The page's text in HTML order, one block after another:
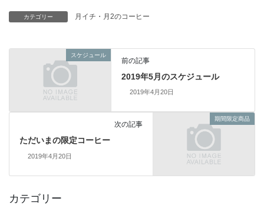
カテゴリー 月イチ・月2のコーヒー
スケジュール
前の記事
2019年5月のスケジュール
2019年4月20日
期間限定商品
次の記事
ただいまの限定コーヒー
2019年4月20日
カテゴリー